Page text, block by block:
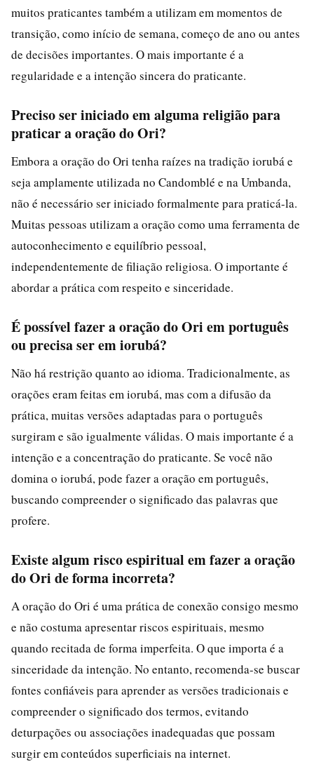
muitos praticantes também a utilizam em momentos de
transição, como início de semana, começo de ano ou antes
de decisões importantes. O mais importante é a
regularidade e a intenção sincera do praticante.
Preciso ser iniciado em alguma religião para
praticar a oração do Ori?
Embora a oração do Ori tenha raízes na tradição iorubá e
seja amplamente utilizada no Candomblé e na Umbanda,
não é necessário ser iniciado formalmente para praticá-la.
Muitas pessoas utilizam a oração como uma ferramenta de
autoconhecimento e equilíbrio pessoal,
independentemente de filiação religiosa. O importante é
abordar a prática com respeito e sinceridade.
É possível fazer a oração do Ori em português
ou precisa ser em iorubá?
Não há restrição quanto ao idioma. Tradicionalmente, as
orações eram feitas em iorubá, mas com a difusão da
prática, muitas versões adaptadas para o português
surgiram e são igualmente válidas. O mais importante é a
intenção e a concentração do praticante. Se você não
domina o iorubá, pode fazer a oração em português,
buscando compreender o significado das palavras que
profere.
Existe algum risco espiritual em fazer a oração
do Ori de forma incorreta?
A oração do Ori é uma prática de conexão consigo mesmo
e não costuma apresentar riscos espirituais, mesmo
quando recitada de forma imperfeita. O que importa é a
sinceridade da intenção. No entanto, recomenda-se buscar
fontes confiáveis para aprender as versões tradicionais e
compreender o significado dos termos, evitando
deturpações ou associações inadequadas que possam
surgir em conteúdos superficiais na internet.